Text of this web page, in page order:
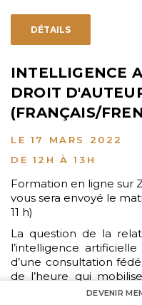
DEVENIR
DÉTAILS
INTELLIGENCE
DROIT
(FRANÇAIS/
LE 17 MARS 2022
DE 12H À 13H
Formation en ligne sur
vous sera envoyé le
11 h)
La question de la
l’intelligence
d’une consultation
de l’heure qui
d’auteur à travers